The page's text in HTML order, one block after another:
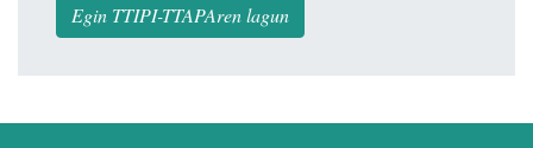
Egin TTIPI-TTAPAren lagun